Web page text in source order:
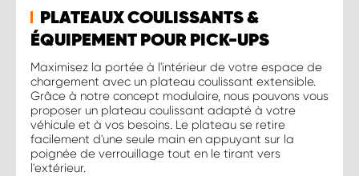
PLATEAUX COULISSANTS &
ÉQUIPEMENT POUR PICK-UPS
Maximisez la portée à l'intérieur de votre espace de
chargement avec un plateau coulissant extensible.
Grâce à notre concept modulaire, nous pouvons vous
proposer un plateau coulissant adapté à votre
véhicule et à vos besoins. Le plateau se retire
facilement d'une seule main en appuyant sur la
poignée de verrouillage tout en le tirant vers
l'extérieur.